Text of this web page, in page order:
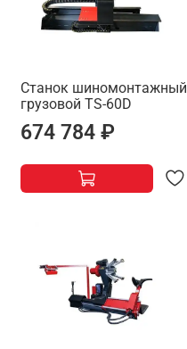
Станок шиномонтажный
грузовой TS-60D
674 784 ₽